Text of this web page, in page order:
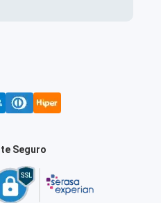
Seguro